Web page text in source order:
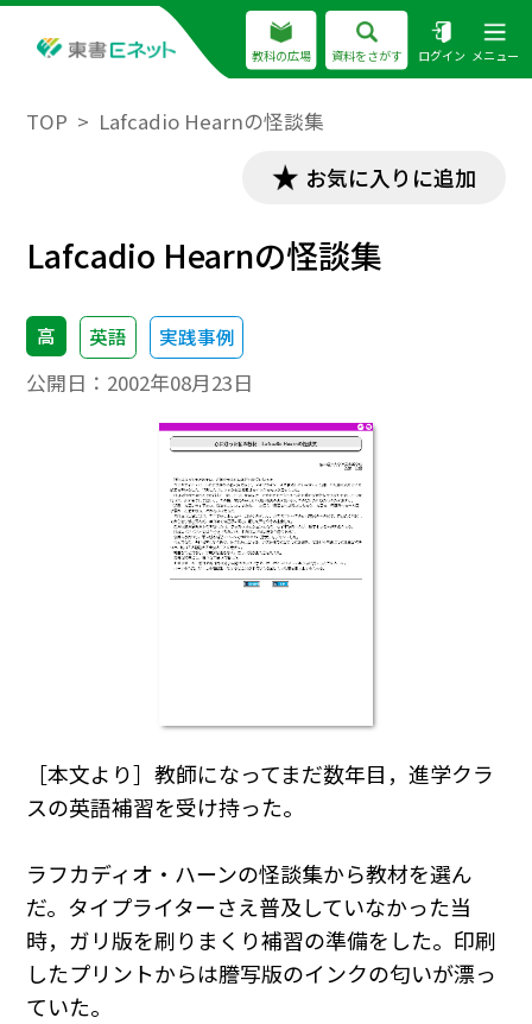
教科の広場 資料をさがす ログイン メニュー
TOP Lafcadio Hearnの怪談集
お気に入りに追加
Lafcadio Hearnの怪談集
高 英語 実践事例
公開日： 2002年08月23日
［本文より］教師になってまだ数年目，進学クラ
スの英語補習を受け持った。
ラフカディオ・ハーンの怪談集から教材を選ん
だ。タイプライターさえ普及していなかった当
時，ガリ版を刷りまくり補習の準備をした。印刷
したプリントからは謄写版のインクの匂いが漂っ
ていた。